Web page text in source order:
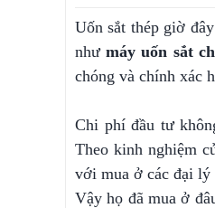
Uốn sắt thép giờ
nhưmáy uốn sắt
chóng và chính xác
Chi phí đầu tư
Theo kinh nghiệm
với mua ở các đại lý
Vậy họ đã mua ở